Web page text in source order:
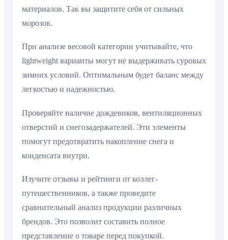
материалов. Так вы защитите себя от сильных
морозов.
При анализе весовой категории учитывайте, что
lightweight варианты могут не выдерживать суровых
зимних условий. Оптимальным будет баланс между
легкостью и надежностью.
Проверяйте наличие дождевиков, вентиляционных
отверстий и снегозадержателей. Эти элементы
помогут предотвратить накопление снега и
конденсата внутри.
Изучите отзывы и рейтинги от коллег-
путешественников, а также проведите
сравнительный анализ продукции различных
брендов. Это позволит составить полное
представление о товаре перед покупкой.